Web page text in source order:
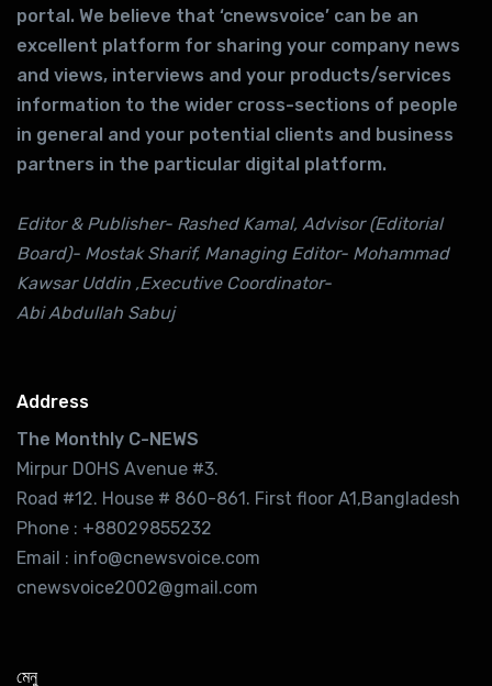
portal. We believe that ‘cnewsvoice’ can be an
excellent platform for sharing your company news
and views, interviews and your products/services
information to the wider cross-sections of people
in general and your potential clients and business
partners in the particular digital platform.
Editor & Publisher- Rashed Kamal, Advisor (Editorial
Board)- Mostak Sharif, Managing Editor- Mohammad
Kawsar Uddin ,Executive Coordinator-
Abi Abdullah Sabuj
Address
The Monthly C-NEWS
Mirpur DOHS Avenue #3.
Road #12. House # 860-861. First floor A1,Bangladesh
Phone : +88029855232
Email : info@cnewsvoice.com
cnewsvoice2002@gmail.com
মেনু